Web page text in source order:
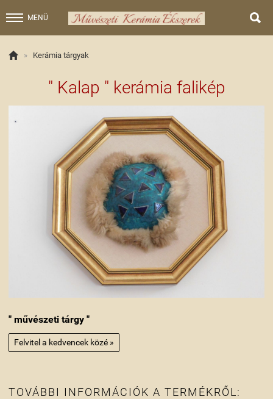
MENÜ 
 » Kerámia tárgyak
" Kalap " kerámia falikép
" művészeti tárgy "
Felvitel a kedvencek közé »
TOVÁBBI INFORMÁCIÓK A TERMÉKRŐL: